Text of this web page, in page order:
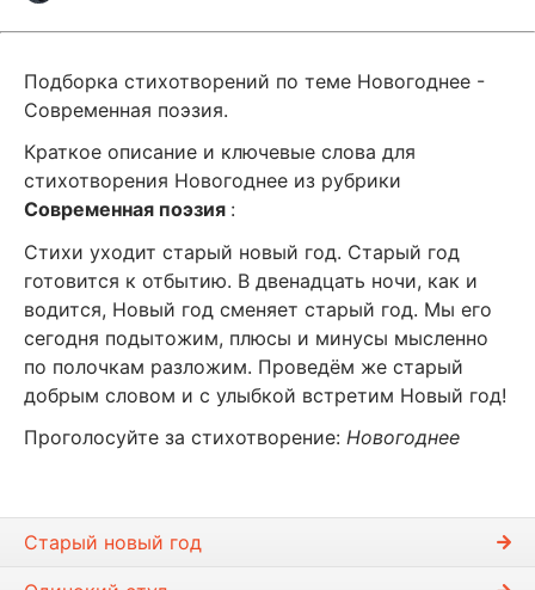
Подборка стихотворений по теме Новогоднее -
Современная поэзия.
Краткое описание и ключевые слова для
стихотворения Новогоднее из рубрики
Современная поэзия :
Стихи уходит старый новый год. Старый год
готовится к отбытию. В двенадцать ночи, как и
водится, Новый год сменяет старый год. Мы его
сегодня подытожим, плюсы и минусы мысленно
по полочкам разложим. Проведём же старый
добрым словом и с улыбкой встретим Новый год!
Проголосуйте за стихотворение: Новогоднее
Старый новый год